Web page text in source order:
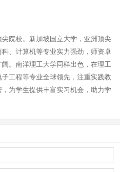
院校。新加坡国立大学，亚洲顶尖
、计算机等专业实力强劲，师资卓
。南洋理工大学同样出色，在理工
工程等专业全球领先，注重实践教
为学生提供丰富实习机会，助力学